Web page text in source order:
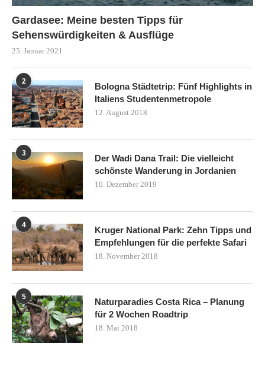
Gardasee: Meine besten Tipps für
Sehenswürdigkeiten & Ausflüge
25. Januar 2021
2
Bologna Städtetrip: Fünf Highlights in
Italiens Studentenmetropole
12. August 2018
3
Der Wadi Dana Trail: Die vielleicht
schönste Wanderung in Jordanien
10. Dezember 2019
4
Kruger National Park: Zehn Tipps und
Empfehlungen für die perfekte Safari
18. November 2018
5
Naturparadies Costa Rica – Planung
für 2 Wochen Roadtrip
18. Mai 2018